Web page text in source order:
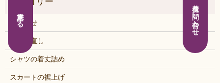
お知らせ
くつの直し
シャツの着丈詰め
スカートの裾上げ
電話する 見積り問い合わせ